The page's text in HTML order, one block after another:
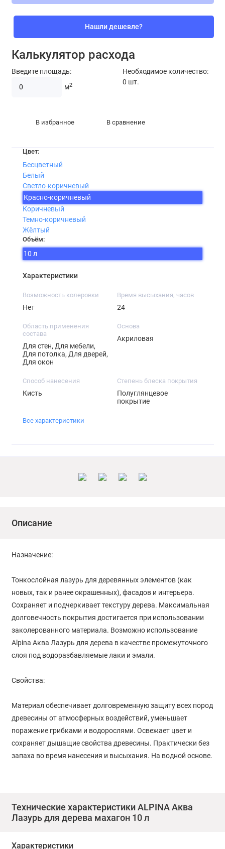
Нашли дешевле?
Калькулятор расхода
Введите площадь:
м2
Необходимое количество:
0 шт.
В избранное В сравнение
Цвет:
Бесцветный
Белый
Светло-коричневый
Красно-коричневый
Коричневый
Темно-коричневый
Жёлтый
Объём:
10 л
Характеристики
Возможность колеровки
Нет
Время высыхания, часов
24
Область применения
состава
Для стен, Для мебели,
Для потолка, Для дверей,
Для окон
Основа
Акриловая
Способ нанесения
Кисть
Степень блеска покрытия
Полуглянцевое
покрытие
Все характеристики
Описание
Назначение:
Тонкослойная лазурь для деревянных элементов (как
новых, так и ранее окрашенных), фасадов и интерьера.
Сохраняет и подчеркивает текстуру дерева. Максимальная
долговечность покрытия достигается при использовании
заколерованного материала. Возможно использование
Alpina Аква Лазурь для дерева в качестве промежуточного
слоя под водоразбавляемые лаки и эмали.
Свойства:
Материал обеспечивает долговременную защиту всех пород
древесины от атмосферных воздействий, уменьшает
поражение грибками и водорослями. Освежает цвет и
сохраняет дышащие свойства древесины. Практически без
запаха во время нанесения и высыхания. На водной основе.
• Перед использованием тщательно перемешать, начиная со
дна упаковки.
• Пробным нанесением убедиться в соответствии цвета
Технические характеристики ALPINA Аква
Лазурь для деревa махагон 10 л
Характеристики